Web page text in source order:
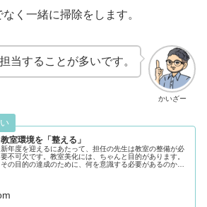
く一緒に掃除をします。
かいざー
当することが多いです。
教室環境を「整える」
新年度を迎えるにあたって、担任の先生は教室の整備が必
要不可欠です。教室美化には、ちゃんと目的があります。
その目的の達成のために、何を意識する必要があるのか。